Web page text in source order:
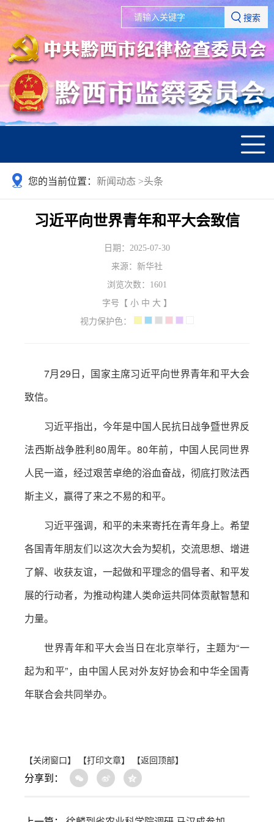
搜索
您的当前位置： 新闻动态 >头条
习近平向世界青年和平大会致信
日期：2025-07-30
来源：新华社
浏览次数： 1601
字号【 小 中 大 】
视力保护色：
7月29日，国家主席习近平向世界青年和平大会
致信。
习近平指出，今年是中国人民抗日战争暨世界反
法西斯战争胜利80周年。80年前，中国人民同世界
人民一道，经过艰苦卓绝的浴血奋战，彻底打败法西
斯主义，赢得了来之不易的和平。
习近平强调，和平的未来寄托在青年身上。希望
各国青年朋友们以这次大会为契机，交流思想、增进
了解、收获友谊，一起做和平理念的倡导者、和平发
展的行动者，为推动构建人类命运共同体贡献智慧和
力量。
世界青年和平大会当日在北京举行，主题为“一
起为和平”，由中国人民对外友好协会和中华全国青
年联合会共同举办。
【关闭窗口】 【打印文章】 【返回顶部】
分享到：